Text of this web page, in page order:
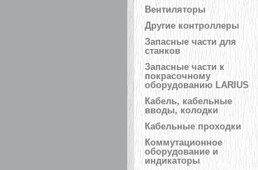
Вентиляторы
Другие контроллеры
Запасные части для
станков
Запасные части к
покрасочному
оборудованию LARIUS
Кабель, кабельные
вводы, колодки
Кабельные проходки
Коммутационное
оборудование и
индикаторы